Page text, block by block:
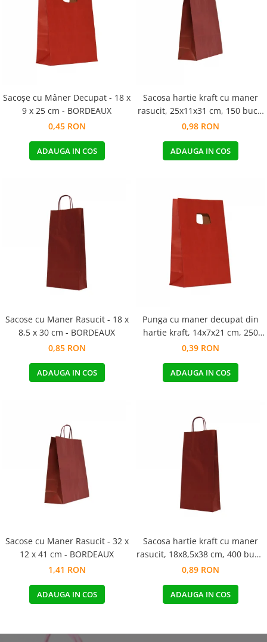
Pungi de hartie ciocolatii
Pungi de hartie mov
Pungi de hartie bordeaux
Cutii cartofi prajiti
Cutii mancare chinezeasca
Boluri supa cu capac de unica
folosinta
Boluri unica folosinta din trestie
zahar
Suporti pahare din carton
Barcute din carton
Sacoșe cu Mâner Decupat - 18 x
9 x 25 cm - BORDEAUX
0,45 RON
ADAUGA IN COS
Sacosa hartie kraft cu maner
rasucit, 25x11x31 cm, 150 buc -
BORDEAUX
0,98 RON
ADAUGA IN COS
Sacose cu Maner Rasucit - 18 x
8,5 x 30 cm - BORDEAUX
0,85 RON
ADAUGA IN COS
Punga cu maner decupat din
hartie kraft, 14x7x21 cm, 250
buc. bordeaux
0,39 RON
ADAUGA IN COS
Sacose cu Maner Rasucit - 32 x
12 x 41 cm - BORDEAUX
1,41 RON
ADAUGA IN COS
Sacosa hartie kraft cu maner
rasucit, 18x8,5x38 cm, 400 buc -
BORDEAUX
0,89 RON
ADAUGA IN COS